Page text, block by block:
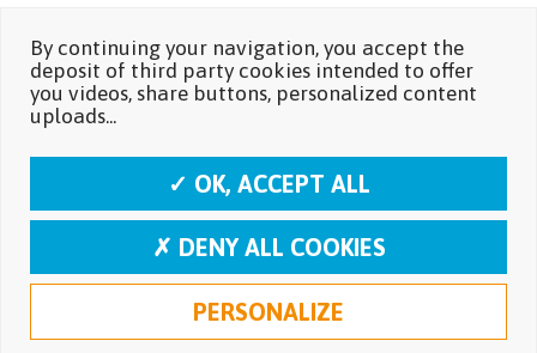
Protection des données personnelles
Réalisation: Moustic Multimédia
By continuing your navigation, you accept the
deposit of third party cookies intended to offer
you videos, share buttons, personalized content
uploads...
✓ OK, ACCEPT ALL
✗ DENY ALL COOKIES
PERSONALIZE